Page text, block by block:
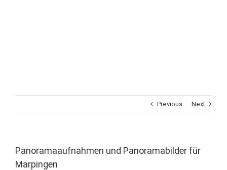
Previous Next
Panoramaaufnahmen und Panoramabilder für
Marpingen